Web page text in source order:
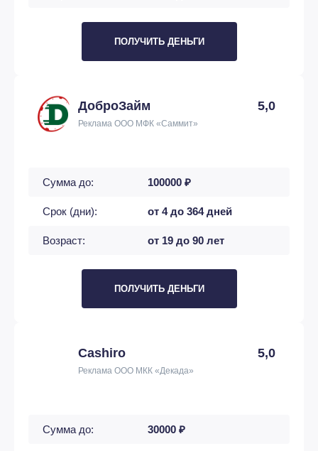
ПОЛУЧИТЬ ДЕНЬГИ
ДоброЗайм 5,0
Реклама ООО МФК «Саммит»
Сумма до: 100000 ₽
Срок (дни): от 4 до 364 дней
Возраст: от 19 до 90 лет
ПОЛУЧИТЬ ДЕНЬГИ
Cashiro 5,0
Реклама ООО МКК «Декада»
Сумма до: 30000 ₽